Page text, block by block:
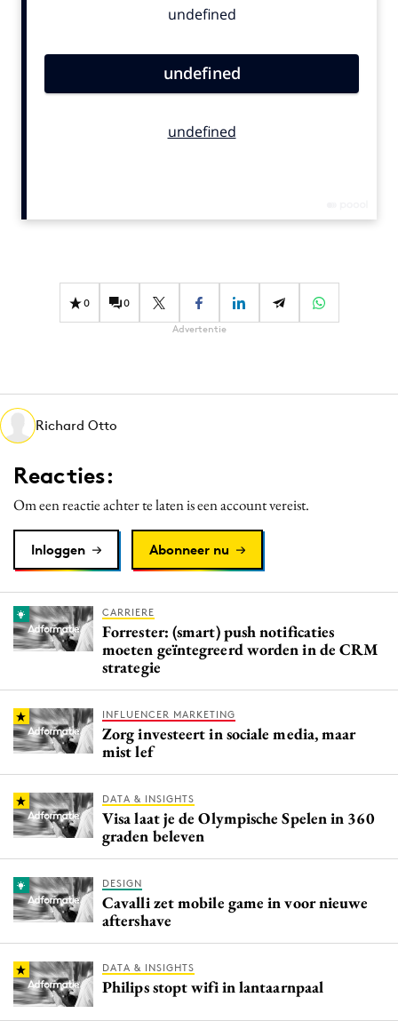
Contentmarketing
Effectiviteit
Gedragsverandering
Martech
Media
Merkstrategie
PR
Programmatic
Reputatie & crisis
0 0
Advertentie
Richard Otto
Reacties:
Om een reactie achter te laten is een account vereist.
Inloggen Abonneer nu
CARRIERE
Forrester: (smart) push notificaties
moeten geïntegreerd worden in de CRM
strategie
INFLUENCER MARKETING
Zorg investeert in sociale media, maar
mist lef
DATA & INSIGHTS
Visa laat je de Olympische Spelen in 360
graden beleven
DESIGN
Cavalli zet mobile game in voor nieuwe
aftershave
DATA & INSIGHTS
Philips stopt wifi in lantaarnpaal